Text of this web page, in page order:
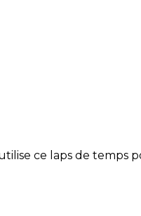
ce laps de temps